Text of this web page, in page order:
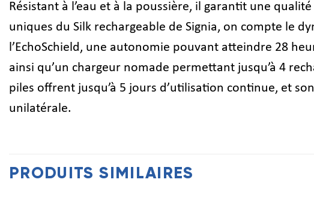
Résistant à l’eau et à la poussière, il garantit une
uniques du Silk rechargeable de Signia, on compte le
l’EchoSchield, une autonomie pouvant atteindre 28
ainsi qu’un chargeur nomade permettant jusqu’à 4
piles offrent jusqu’à 5 jours d’utilisation continue, et
unilatérale.
PRODUITS SIMILAIRES